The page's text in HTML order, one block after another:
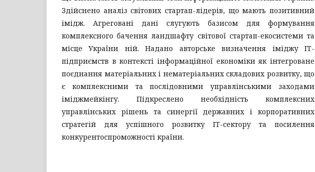
Здійснено аналіз світових стартап-лідерів, що мають позитивний
імідж. Агреговані дані слугують базисом для формування
комплексного бачення ландшафту світової стартап-екосистеми та
місце України ній. Надано авторське визначення іміджу ІТ-
підприємств в контексті інформаційної економіки як інтегроване
поєднання матеріальних і нематеріальних складових розвитку, що
є комплексними та послідовними управлінськими заходами
іміджмейкінгу. Підкреслено необхідність комплексних
управлінських рішень та синергії державних і корпоративних
стратегій для успішного розвитку ІТ-сектору та посилення
конкурентоспроможності країни.